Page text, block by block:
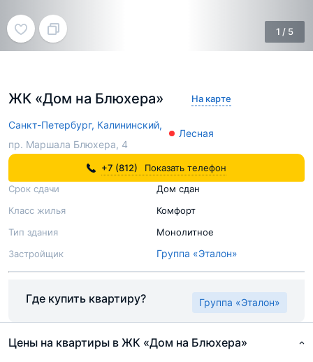
ЖК «Дом на Блюхера» На карте
Санкт-Петербург, Калининский,
пр. Маршала Блюхера, 4
Лесная
1 / 5
Срок сдачи
Дом сдан
Класс жилья
Комфорт
Тип здания
Монолитное
Застройщик
Группа «Эталон»
+7 (812) Показать телефон
Где купить квартиру? Группа «Эталон»
Цены на квартиры в ЖК «Дом на Блюхера»